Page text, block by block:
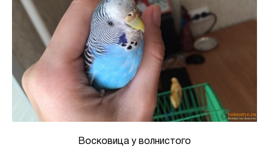
Восковица у волнистого